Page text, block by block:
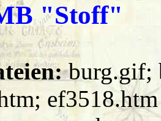
"Stoff"
burg.gif;